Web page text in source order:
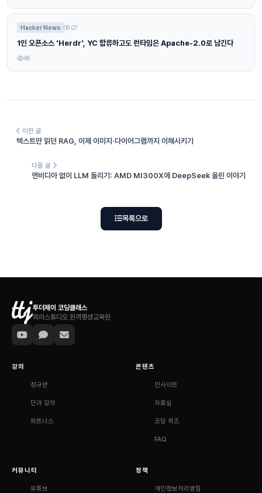
Hacker News 08.07
1인 오픈소스 'Herdr', YC 합류하고도 런타임은 Apache-2.0로 남긴다
48
이전 글
텍스트만 읽던 RAG, 이제 이미지·다이어그램까지 이해시키기
다음 글
엔비디아 없이 LLM 돌리기: AMD MI300X에 DeepSeek 올린 이야기
목록으로
투더제이 코딩클래스
피라스튜디오 원격평생교육원
강의
정규반
단과 강의
파트너스
콘텐츠
인사이트
자료실
코딩 퀴즈
FAQ
커뮤니티
유튜브
정책
개인정보처리방침